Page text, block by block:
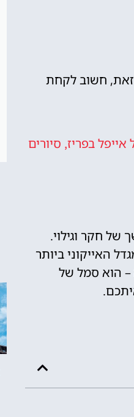
זאת, חשוב לקחת
בפריז, סיורים
של חקר וגילוי.
האייקוני ביותר
– הוא סמל של